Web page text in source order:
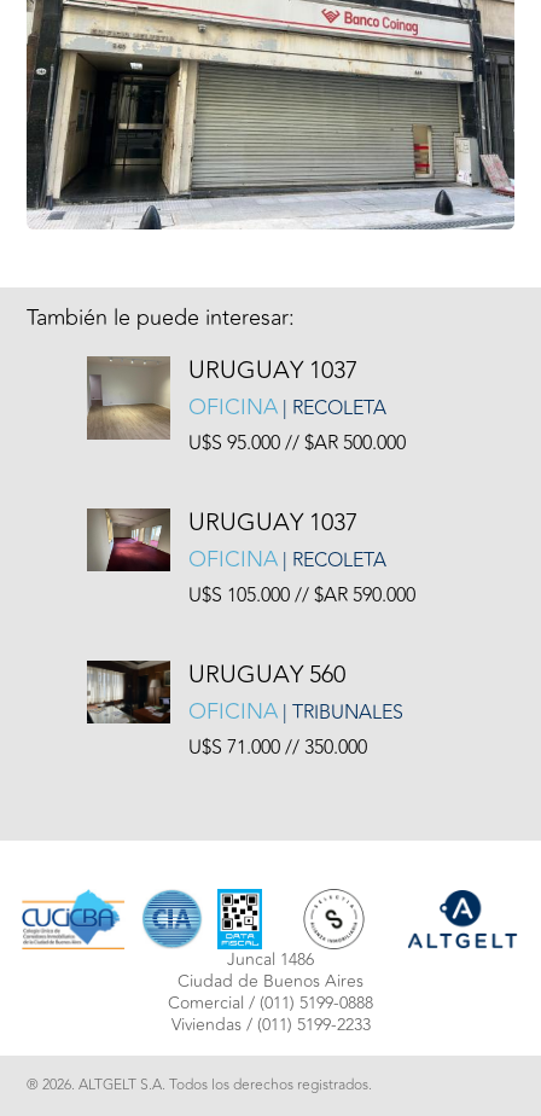
También le puede interesar:
URUGUAY 1037
OFICINA | RECOLETA
U$S 95.000 // $AR 500.000
URUGUAY 1037
OFICINA | RECOLETA
U$S 105.000 // $AR 590.000
URUGUAY 560
OFICINA | TRIBUNALES
U$S 71.000 // 350.000
Juncal 1486
Ciudad de Buenos Aires
Comercial /(011) 5199-0888
Viviendas /(011) 5199-2233
® 2026. ALTGELT S.A. Todos los derechos registrados.